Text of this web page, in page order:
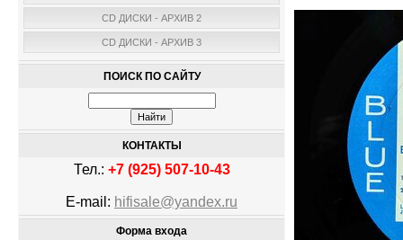
CD ДИСКИ - АРХИВ 2
CD ДИСКИ - АРХИВ 3
ПОИСК ПО САЙТУ
КОНТАКТЫ
Тел.: +7 (925) 507-10-43
E-mail: hifisale@yandex.ru
Форма входа